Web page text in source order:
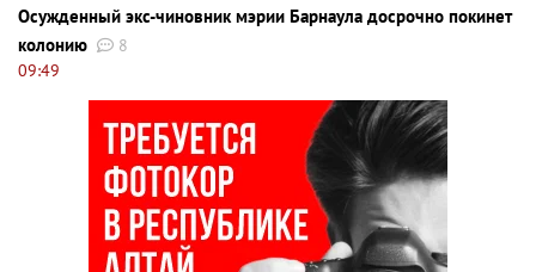
Осужденный экс-чиновник мэрии Барнаула досрочно покинет
колонию
8
09:49